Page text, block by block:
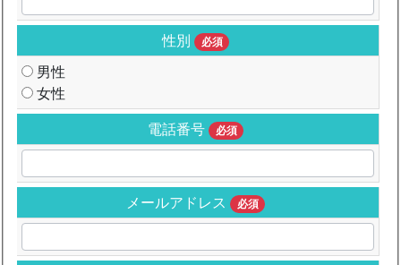
性別 必須
男性
女性
電話番号
必須
メールアドレス 必須